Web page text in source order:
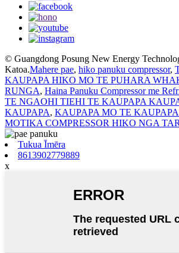
© Guangdong Posung New Energy
Katoa.Mahere pae, hiko panuku compressor,
KAUPAPA HIKO MO TE PUHARA
RUNGA, Haina Panuku Compressor me
TE NGAOHI TIEHI TE KAUPAPA
KAUPAPA, KAUPAPA MO TE
MOTIKA COMPRESSOR HIKO NGA
Tukua Īmēra
8613902779889
x